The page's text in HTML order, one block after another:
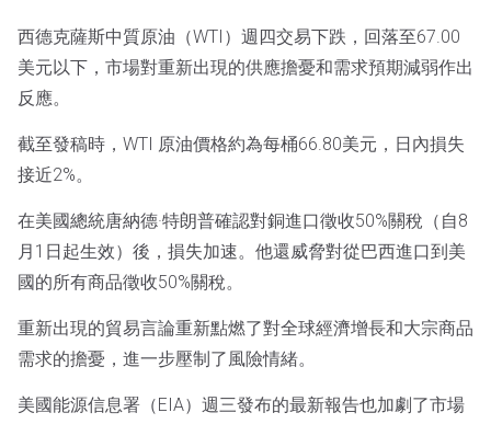
西德克薩斯中質原油（WTI）週四交易下跌，回落至67.00
美元以下，市場對重新出現的供應擔憂和需求預期減弱作出
反應。
截至發稿時，WTI 原油價格約為每桶66.80美元，日內損失
接近2%。
在美國總統唐納德·特朗普確認對銅進口徵收50%關稅（自8
月1日起生效）後，損失加速。他還威脅對從巴西進口到美
國的所有商品徵收50%關稅。
重新出現的貿易言論重新點燃了對全球經濟增長和大宗商品
需求的擔憂，進一步壓制了風險情緒。
美國能源信息署（EIA）週三發布的最新報告也加劇了市場